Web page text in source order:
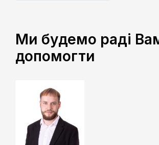
Ми будемо раді
допомогти